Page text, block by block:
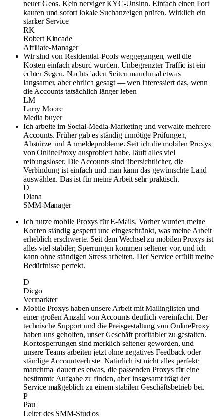
neuer Geos. Kein nerviger KYC-Unsinn. Einfach einen Port
kaufen und sofort lokale Suchanzeigen prüfen. Wirklich ein
starker Service
RK
Robert Kincade
Affiliate-Manager
Wir sind von Residential-Pools weggegangen, weil die
Kosten einfach absurd wurden. Unbegrenzter Traffic ist ein
echter Segen. Nachts laden Seiten manchmal etwas
langsamer, aber ehrlich gesagt — wen interessiert das, wenn
die Accounts tatsächlich länger leben
LM
Larry Moore
Media buyer
Ich arbeite im Social-Media-Marketing und verwalte mehrere
Accounts. Früher gab es ständig unnötige Prüfungen,
Abstürze und Anmeldeprobleme. Seit ich die mobilen Proxys
von OnlineProxy ausprobiert habe, läuft alles viel
reibungsloser. Die Accounts sind übersichtlicher, die
Verbindung ist einfach und man kann das gewünschte Land
auswählen. Das ist für meine Arbeit sehr praktisch.
D
Diana
SMM-Manager
Ich nutze mobile Proxys für E-Mails. Vorher wurden meine
Konten ständig gesperrt und eingeschränkt, was meine Arbeit
erheblich erschwerte. Seit dem Wechsel zu mobilen Proxys ist
alles viel stabiler; Sperrungen kommen seltener vor, und ich
kann ohne ständigen Stress arbeiten. Der Service erfüllt meine
Bedürfnisse perfekt.
D
Diego
Vermarkter
Mobile Proxys haben unsere Arbeit mit Mailinglisten und
einer großen Anzahl von Accounts deutlich vereinfacht. Der
technische Support und die Preisgestaltung von OnlineProxy
haben uns geholfen, unser Geschäft profitabler zu gestalten.
Kontosperrungen sind merklich seltener geworden, und
unsere Teams arbeiten jetzt ohne negatives Feedback oder
ständige Accountverluste. Natürlich ist nicht alles perfekt;
manchmal dauert es etwas, die passenden Proxys für eine
bestimmte Aufgabe zu finden, aber insgesamt trägt der
Service maßgeblich zu einem stabilen Geschäftsbetrieb bei.
P
Paul
Leiter des SMM-Studios